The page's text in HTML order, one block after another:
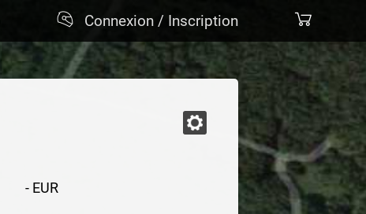
Connexion / Inscription
- EUR